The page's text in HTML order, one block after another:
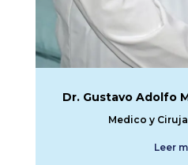
Dr. Gustavo Adolfo
Medico y
Leer